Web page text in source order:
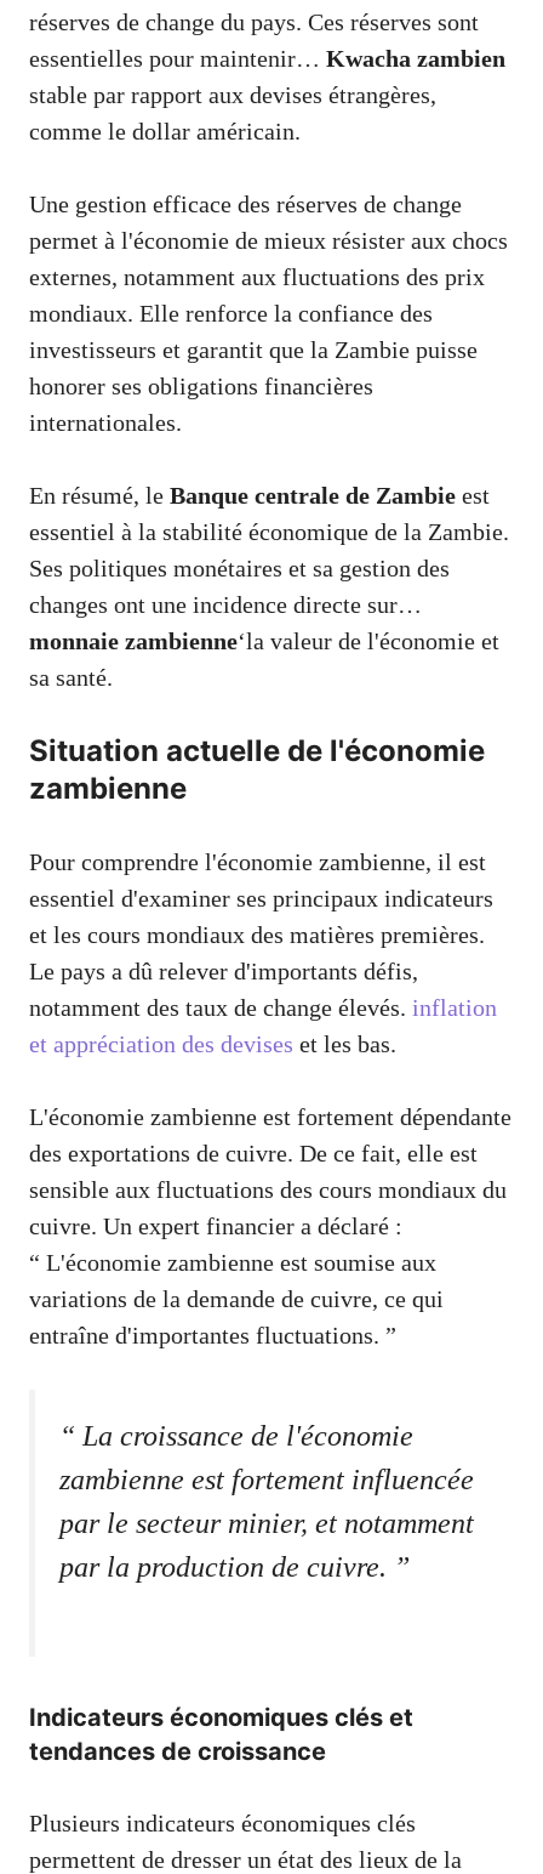
réserves de change du pays. Ces réserves sont
essentielles pour maintenir… Kwacha zambien
stable par rapport aux devises étrangères,
comme le dollar américain.
Une gestion efficace des réserves de change
permet à l'économie de mieux résister aux chocs
externes, notamment aux fluctuations des prix
mondiaux. Elle renforce la confiance des
investisseurs et garantit que la Zambie puisse
honorer ses obligations financières
internationales.
En résumé, le Banque centrale de Zambie est
essentiel à la stabilité économique de la Zambie.
Ses politiques monétaires et sa gestion des
changes ont une incidence directe sur…
monnaie zambienne‘la valeur de l'économie et
sa santé.
Situation actuelle de l'économie
zambienne
Pour comprendre l'économie zambienne, il est
essentiel d'examiner ses principaux indicateurs
et les cours mondiaux des matières premières.
Le pays a dû relever d'importants défis,
notamment des taux de change élevés. inflation
et appréciation des devises et les bas.
L'économie zambienne est fortement dépendante
des exportations de cuivre. De ce fait, elle est
sensible aux fluctuations des cours mondiaux du
cuivre. Un expert financier a déclaré :
“ L'économie zambienne est soumise aux
variations de la demande de cuivre, ce qui
entraîne d'importantes fluctuations. ”
“ La croissance de l'économie
zambienne est fortement influencée
par le secteur minier, et notamment
par la production de cuivre. ”
Indicateurs économiques clés et
tendances de croissance
Plusieurs indicateurs économiques clés
permettent de dresser un état des lieux de la